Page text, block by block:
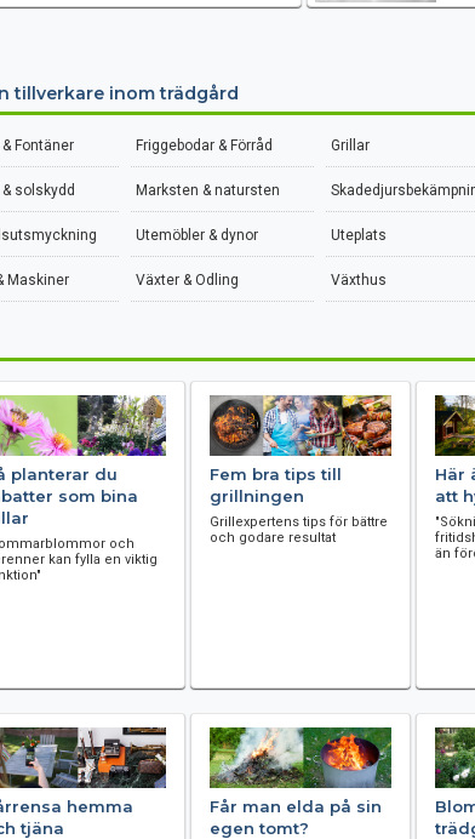
tillverkare inom trädgård
Fontäner Friggebodar & Förråd Grillar
solskydd Marksten & natursten
Utemöbler & dynor Uteplats
Maskiner Växter & Odling Växthus
planterar du
som bina
och
kan fylla en viktig
Fem bra tips till
grillningen
Grillexpertens tips för bättre
och godare resultat
Här
att
än
hemma
tjäna
Får man elda på sin
egen tomt?